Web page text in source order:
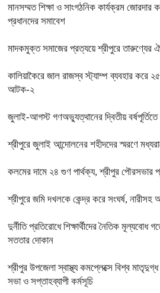
মানসম্মত শিক্ষা ও সাংগঠনিক কার্যক্রম জোরদার
প্রধানদের সমাবেশ
মাদকমুক্ত সমাজের প্রত্যয়ে শ্রীপুরে তারুণ্যের
কালিয়াকৈরে জাল রাজস্ব স্ট্যাম্প ব্যবহার করে
আটক-২
জুলাই-আগস্ট গণঅভ্যুত্থানের দ্বিতীয় বর্ষপূর্তিতে
শ্রীপুরে জুলাই আন্দোলনের শহীদদের স্মরণে
কলমের দামে ২৪ গুণ পার্থক্য, শ্রীপুর পৌরসভার
শ্রীপুরে জমি দখলকে কেন্দ্র করে সংঘর্ষ,
দুর্নীতি প্রতিরোধে শিক্ষার্থীদের নৈতিক মূল্যবোধ
সততার দোকান
শ্রীপুর উপজেলা স্বাস্থ্য কমপ্লেক্সে বিশ্ব
সভা ও সপ্তাহব্যাপী কর্মসূচি